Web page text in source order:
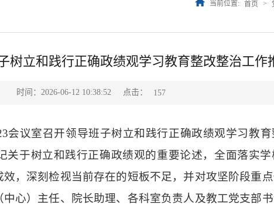
当前位置: 首页 >
树立和践行正确政绩观学习教育整改整治工作
时间：2026-06-12 10:38:52 点击： 157
会议室召开领导班子树立和践行正确政绩观学习教
关于树立和践行正确政绩观的重要论述，全面落实
，深刻检视当前存在的短板不足，并对攻坚阶段重
心）主任、院长助理、各科室负责人及教工党支部